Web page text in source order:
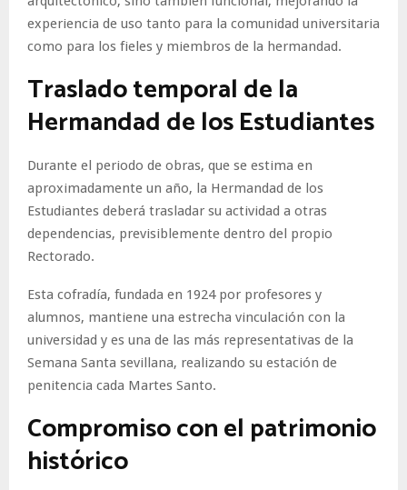
experiencia de uso tanto para la comunidad universitaria
como para los fieles y miembros de la hermandad.
Traslado temporal de la
Hermandad de los Estudiantes
Durante el periodo de obras, que se estima en
aproximadamente un año, la Hermandad de los
Estudiantes deberá trasladar su actividad a otras
dependencias, previsiblemente dentro del propio
Rectorado.
Esta cofradía, fundada en 1924 por profesores y
alumnos, mantiene una estrecha vinculación con la
universidad y es una de las más representativas de la
Semana Santa sevillana, realizando su estación de
penitencia cada Martes Santo.
Compromiso con el patrimonio
histórico